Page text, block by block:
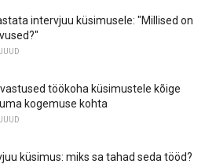
intervjuu küsimusele: "Millised on
töökoha küsimustele kõige
kogemuse kohta
küsimus: miks sa tahad seda tööd?